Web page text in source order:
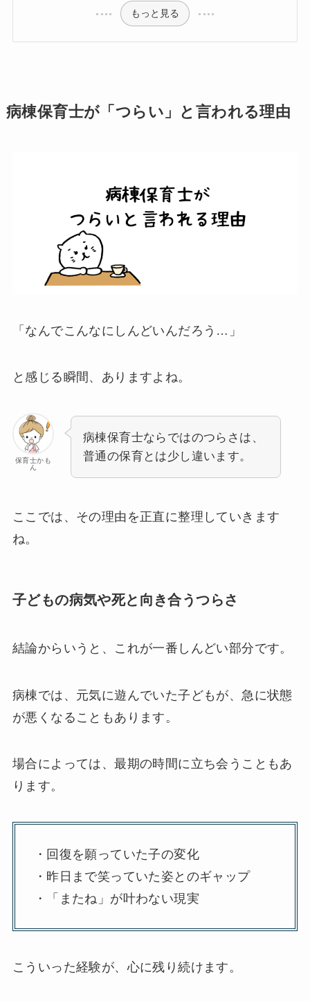
もっと見る
病棟保育士が「つらい」と言われる理由
「なんでこんなにしんどいんだろう…」
と感じる瞬間、ありますよね。
保育士かも
ん
病棟保育士ならではのつらさは、
普通の保育とは少し違います。
ここでは、その理由を正直に整理していきます
ね。
子どもの病気や死と向き合うつらさ
結論からいうと、これが一番しんどい部分です。
病棟では、元気に遊んでいた子どもが、急に状態
が悪くなることもあります。
場合によっては、最期の時間に立ち会うこともあ
ります。
・回復を願っていた子の変化
・昨日まで笑っていた姿とのギャップ
・「またね」が叶わない現実
こういった経験が、心に残り続けます。